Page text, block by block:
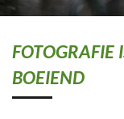
FOTOGRAFIE
BOEIEND